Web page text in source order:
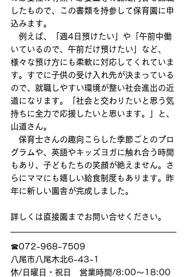
したもので、この書類を持参して保育園に申
込みます。
例えば、「週4日預けたい」や「午前中働
いているので、午前だけ預けたい」など、
様々な預け方にも柔軟に対応してくれていま
す。すでに子供の受け入れ先が決まっている
ので、就職しやすい環境が整い社会進出の近
道になります。「社会と交わりたいと思う気
持ちに全力で応援したいと思います。」と、
山道さん。
保育士さんの趣向こらした季節ごとのプロ
グラムや、英語やキッズヨガに触れ合う時間
もあり、子どもたちの笑顔が絶えません。さ
らにママにも嬉しい給食制度もあります。昨
年に新しい園舎が完成しました。
詳しくは直接園までお問い合せください。
☎072-968-7509
八尾市八尾木北6-43-1
休/日曜日・祝日　営業時間/8:00～18:00